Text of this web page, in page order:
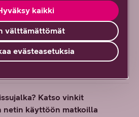
Näin tekniikka muuttaa
Katso vinkit
netin käyttöön matkoilla
välttämättömät
kaikki
evästeasetuksia